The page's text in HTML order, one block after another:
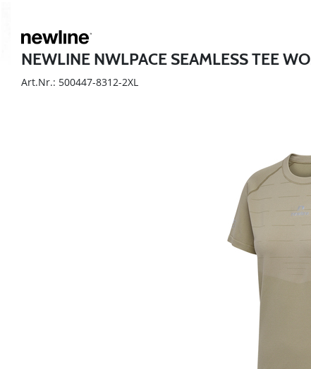
NEWLINE NWLPACE SEAMLESS TEE
Art.Nr.: 500447-8312-2XL